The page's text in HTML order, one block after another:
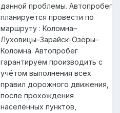
данной проблемы. Автопробег
планируется провести по
маршруту : Коломна–
Луховицы–Зарайск-Озёры–
Коломна. Автопробег
гарантируем производить с
учётом выполнения всех
правил дорожного движения,
после прохождения
населённых пунктов,